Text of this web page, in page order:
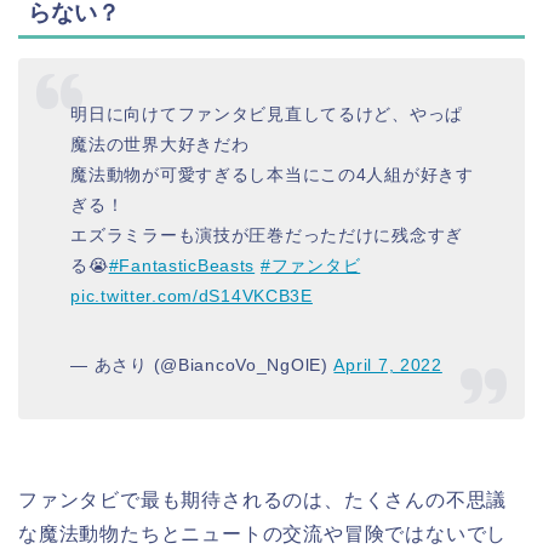
らない？
明日に向けてファンタビ見直してるけど、やっぱ
魔法の世界大好きだわ
魔法動物が可愛すぎるし本当にこの4人組が好きす
ぎる！
エズラミラーも演技が圧巻だっただけに残念すぎ
る😭#FantasticBeasts #ファンタビ
pic.twitter.com/dS14VKCB3E
— あさり (@BiancoVo_NgOlE)April 7, 2022
ファンタビで最も期待されるのは、たくさんの不思議
な魔法動物たちとニュートの交流や冒険ではないでし